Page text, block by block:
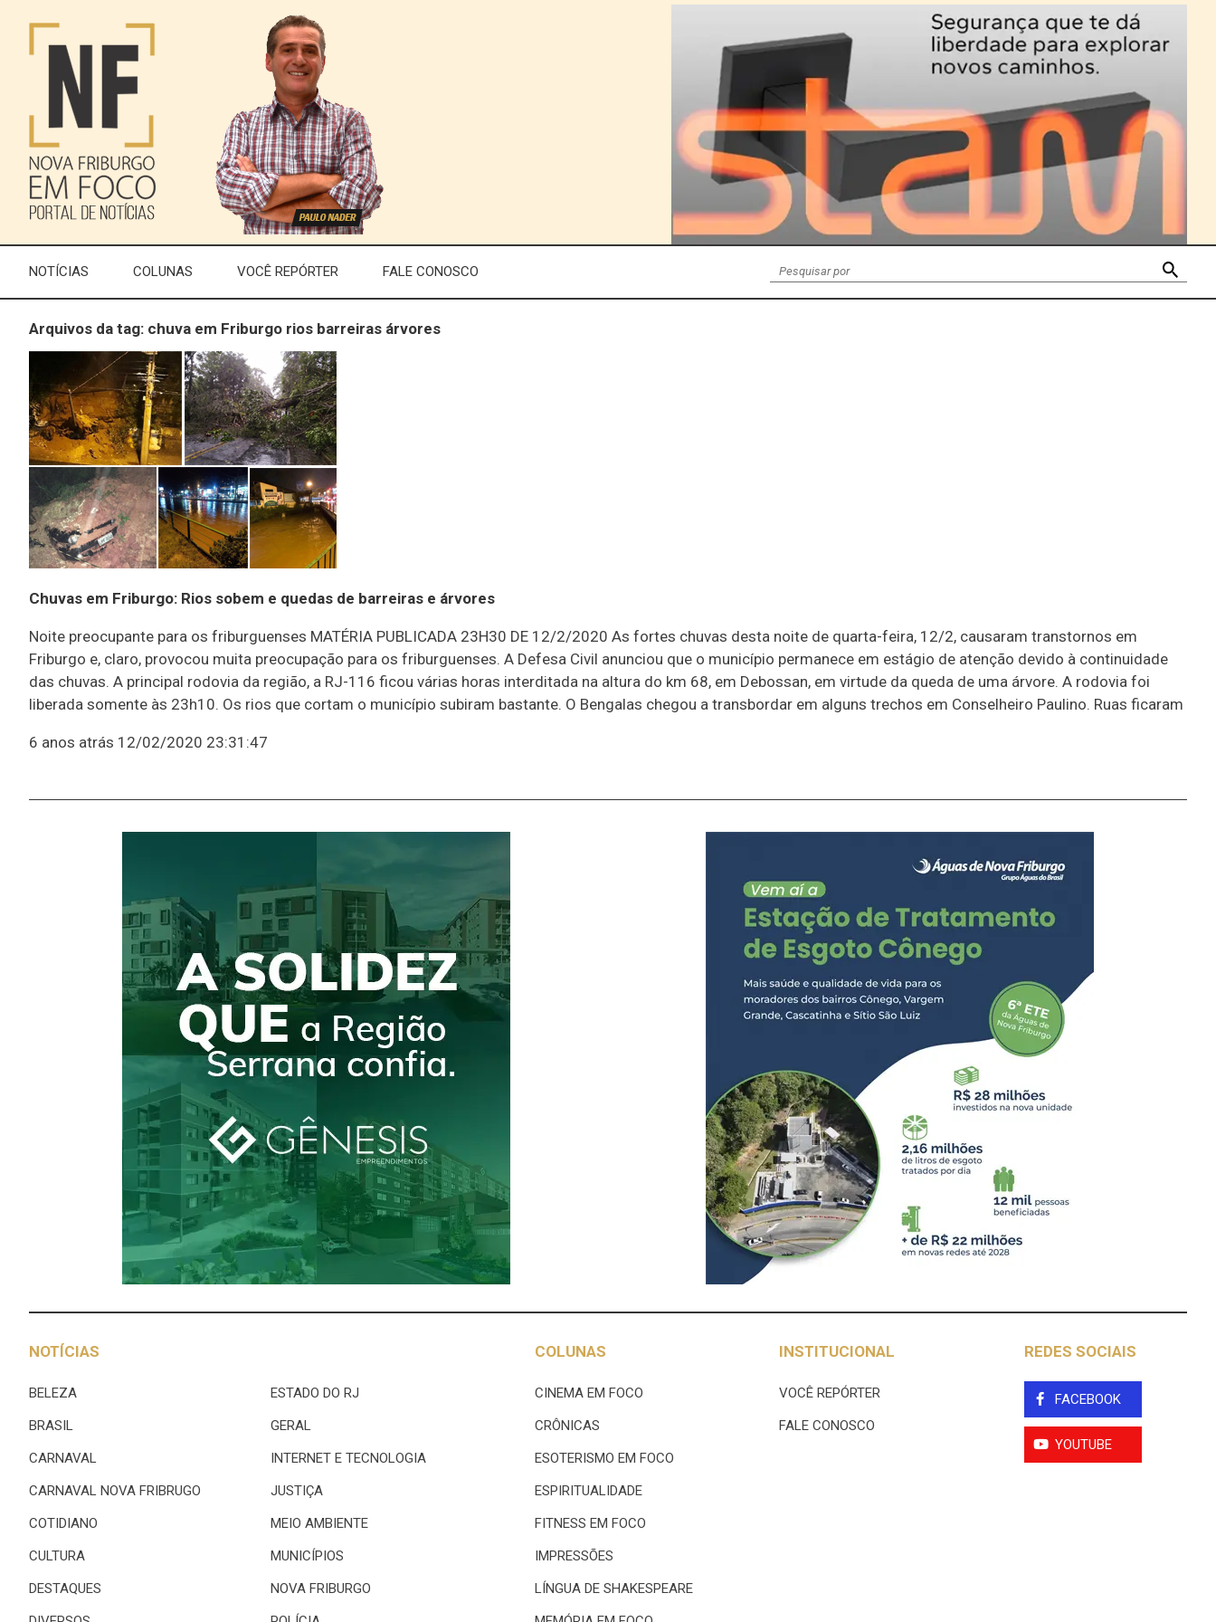
NOTÍCIAS COLUNAS VOCÊ REPÓRTER FALE CONOSCO
Arquivos da tag: chuva em Friburgo rios barreiras árvores
Chuvas em Friburgo: Rios sobem e quedas de barreiras e árvores
Noite preocupante para os friburguenses MATÉRIA PUBLICADA 23H30 DE 12/2/2020 As fortes chuvas desta noite de quarta-feira, 12/2, causaram transtornos em
Friburgo e, claro, provocou muita preocupação para os friburguenses. A Defesa Civil anunciou que o município permanece em estágio de atenção devido à continuidade
das chuvas. A principal rodovia da região, a RJ-116 ficou várias horas interditada na altura do km 68, em Debossan, em virtude da queda de uma árvore. A rodovia foi
liberada somente às 23h10. Os rios que cortam o município subiram bastante. O Bengalas chegou a transbordar em alguns trechos em Conselheiro Paulino. Ruas ficaram
6 anos atrás 12/02/2020 23:31:47
NOTÍCIAS
BELEZA
BRASIL
CARNAVAL
CARNAVAL NOVA FRIBRUGO
COTIDIANO
CULTURA
DESTAQUES
ESTADO DO RJ
GERAL
INTERNET E TECNOLOGIA
JUSTIÇA
MEIO AMBIENTE
MUNICÍPIOS
NOVA FRIBURGO
COLUNAS
CINEMA EM FOCO
CRÔNICAS
ESOTERISMO EM FOCO
ESPIRITUALIDADE
FITNESS EM FOCO
IMPRESSÕES
LÍNGUA DE SHAKESPEARE
INSTITUCIONAL
VOCÊ REPÓRTER
FALE CONOSCO
REDES SOCIAIS
FACEBOOK
YOUTUBE